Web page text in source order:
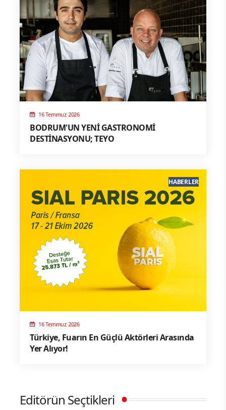
16 Temmuz 2026
BODRUM'UN YENİ GASTRONOMİ
DESTİNASYONU; TEYO
16 Temmuz 2026
Türkiye, Fuarın En Güçlü Aktörleri Arasında
Yer Alıyor!
HABERLER
Editörün Seçtikleri